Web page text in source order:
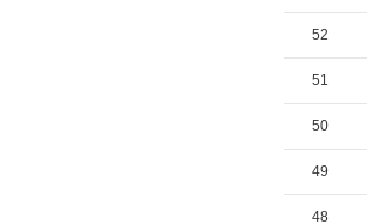
52
51
50
49
48